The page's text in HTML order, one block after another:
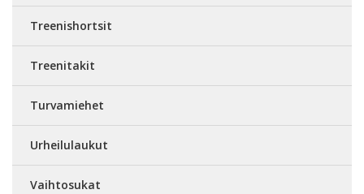
Treenishortsit
Treenitakit
Turvamiehet
Urheilulaukut
Vaihtosukat